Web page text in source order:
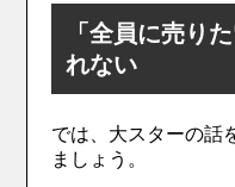
「全員に売り
れない
では、大スターの話
ましょう。